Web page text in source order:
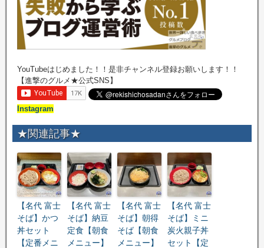
YouTubeはじめました！！是非チャンネル登録お願いします！！
【進撃のグルメ★公式SNS】
Instagram
★関連記事★
【名代 富士
そば】かつ
丼セット
【定番メニ
【名代 富士
そば】納豆
定食【朝食
メニュー】
【名代 富士
そば】朝得
そば【朝食
メニュー】
【名代 富士
そば】ミニ
炭火親子丼
セット【定